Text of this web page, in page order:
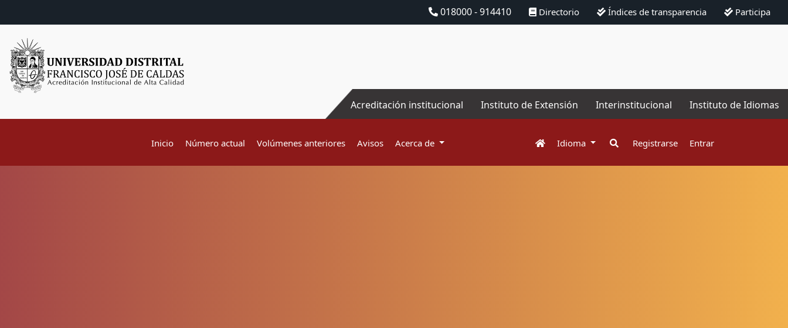
018000 - 914410 Directorio Índices de transparencia Participa
Acreditación institucional Instituto de Extensión Interinstitucional Instituto de Idiomas
Inicio Número actual Volúmenes anteriores Avisos Acerca de Idioma Registrarse Entrar